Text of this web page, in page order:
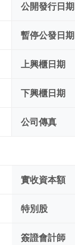
公開發行日期
暫停公發日期
上興櫃日期
下興櫃日期
公司傳真
實收資本額
特別股
簽證會計師